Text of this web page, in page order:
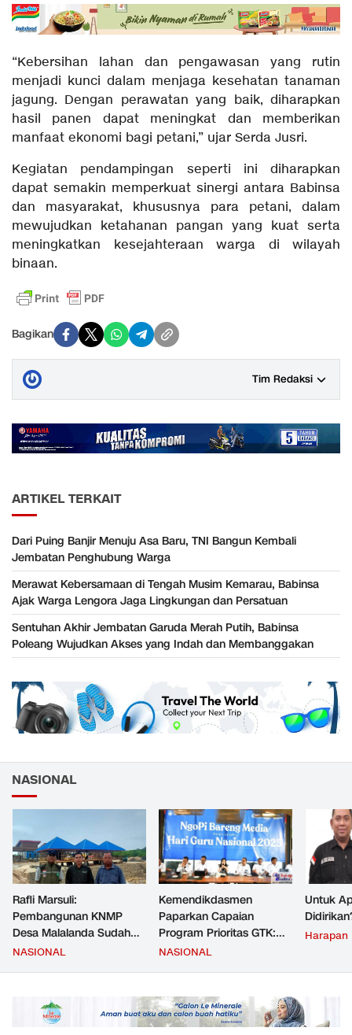
“Kebersihan lahan dan pengawasan yang rutin
menjadi kunci dalam menjaga kesehatan tanaman
jagung. Dengan perawatan yang baik, diharapkan
hasil panen dapat meningkat dan memberikan
manfaat ekonomi bagi petani,” ujar Serda Jusri.
Kegiatan pendampingan seperti ini diharapkan
dapat semakin memperkuat sinergi antara Babinsa
dan masyarakat, khususnya para petani, dalam
mewujudkan ketahanan pangan yang kuat serta
meningkatkan kesejahteraan warga di wilayah
binaan.
Bagikan
Tim Redaksi
ARTIKEL TERKAIT
Dari Puing Banjir Menuju Asa Baru, TNI Bangun Kembali
Jembatan Penghubung Warga
Merawat Kebersamaan di Tengah Musim Kemarau, Babinsa
Ajak Warga Lengora Jaga Lingkungan dan Persatuan
Sentuhan Akhir Jembatan Garuda Merah Putih, Babinsa
Poleang Wujudkan Akses yang Indah dan Membanggakan
NASIONAL
Rafli Marsuli:
Pembangunan KNMP
Desa Malalanda Sudah
Mencapai 69 Persen dan
JMD dan JMF
NASIONAL
Kemendikdasmen
Paparkan Capaian
Program Prioritas GTK:
Kompetensi Meningkat,
NASIONAL
Untuk
Harapan